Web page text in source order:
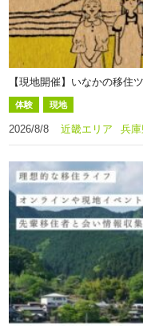
【現地開催】いなかの移
体験 現地
2026/8/8 近畿エリア 兵